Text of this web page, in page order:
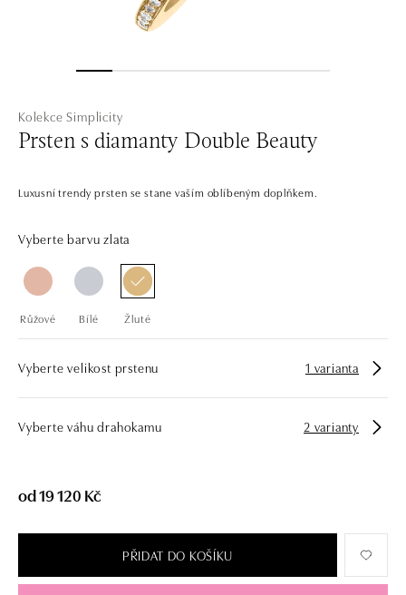
Kolekce Simplicity
Prsten s diamanty Double Beauty
Luxusní trendy prsten se stane vaším oblíbeným doplňkem.
Vyberte barvu zlata
Růžové Bílé Žluté
Vyberte velikost prstenu 1 varianta
Vyberte váhu drahokamu 2 varianty
od 19 120 Kč
PŘIDAT DO KOŠÍKU